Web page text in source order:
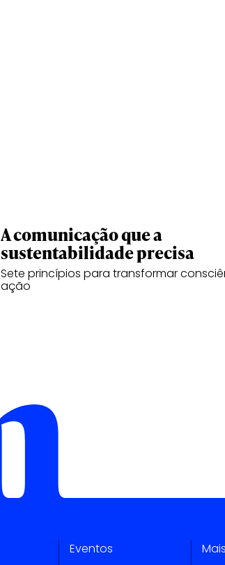
A comunicação que a
sustentabilidade precisa
Sete princípios para transformar
ação
Eventos Mais